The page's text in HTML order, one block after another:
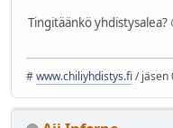
Tingitäänkö yhdistysalea?
#www.chiliyhdistys.fi/ jäsen